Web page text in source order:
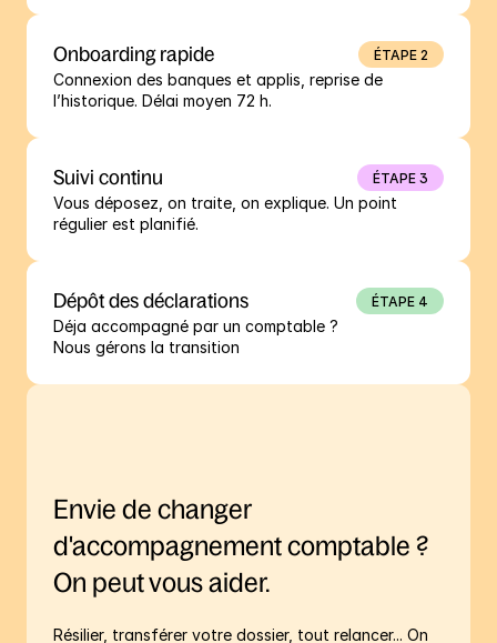
Onboarding rapide ÉTAPE 2
Connexion des banques et applis, reprise de
l’historique. Délai moyen 72 h.
Suivi continu ÉTAPE 3
Vous déposez, on traite, on explique. Un point
régulier est planifié.
Dépôt des déclarations ÉTAPE 4
Déja accompagné par un comptable ?
Nous gérons la transition
Envie de changer
d'accompagnement comptable ?
On peut vous aider.
Résilier, transférer votre dossier, tout relancer... On